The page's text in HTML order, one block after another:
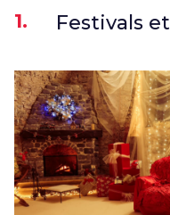
1. Festivals